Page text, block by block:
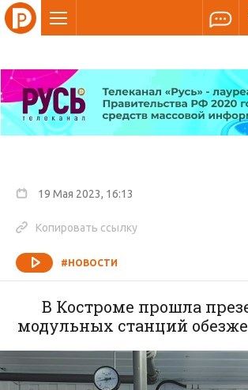
19 Мая 2023, 16:13
Копировать ссылку
#НОВОСТИ
В Костроме прошла
модульных станций